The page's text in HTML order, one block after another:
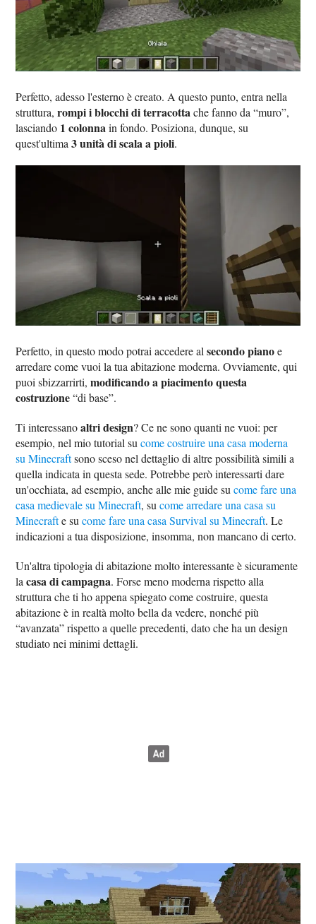
Perfetto, adesso l'esterno è creato. A questo punto, entra nella
struttura,rompi i blocchi di terracottache fanno da “muro”,
lasciando 1 colonnain fondo. Posiziona, dunque, su
quest'ultima3 unità di scala a pioli.
Perfetto, in questo modo potrai accedere alsecondo pianoe
arredare come vuoi la tua abitazione moderna. Ovviamente, qui
puoi sbizzarrirti,modificando a piacimento questa
costruzione“di base”.
Ti interessanoaltri design? Ce ne sono quanti ne vuoi: per
esempio, nel mio tutorial sucome costruire una casa moderna
su Minecraftsono sceso nel dettaglio di altre possibilità simili a
quella indicata in questa sede. Potrebbe però interessarti dare
un'occhiata, ad esempio, anche alle mie guide sucome fare una
casa medievale su Minecraft, sucome arredare una casa su
Minecrafte sucome fare una casa Survival su Minecraft. Le
indicazioni a tua disposizione, insomma, non mancano di certo.
Un'altra tipologia di abitazione molto interessante è sicuramente
lacasa di campagna. Forse meno moderna rispetto alla
struttura che ti ho appena spiegato come costruire, questa
abitazione è in realtà molto bella da vedere, nonché più
“avanzata” rispetto a quelle precedenti, dato che ha un design
studiato nei minimi dettagli.